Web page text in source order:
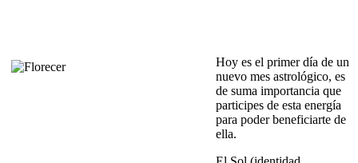
Hoy es el primer día de un
nuevo mes astrológico, es
de suma importancia que
participes de esta energía
para poder beneficiarte de
ella.